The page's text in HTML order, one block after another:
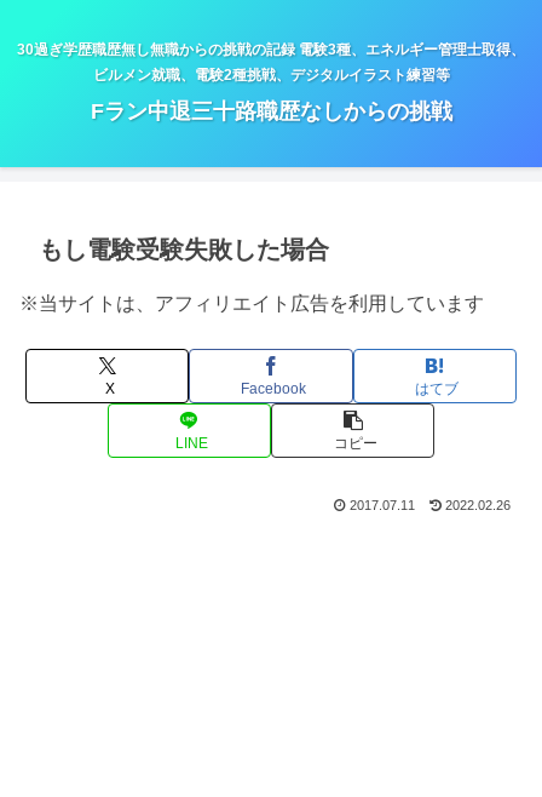
30過ぎ学歴職歴無し無職からの挑戦の記録 電験3種、エネルギー管理士取得、
ビルメン就職、電験2種挑戦、デジタルイラスト練習等
Fラン中退三十路職歴なしからの挑戦
もし電験受験失敗した場合
※当サイトは、アフィリエイト広告を利用しています
X Facebook はてブ
LINE コピー
2017.07.11 2022.02.26